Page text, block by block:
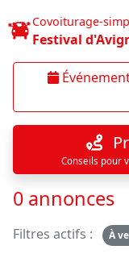
Covoiturage-
Festival
Conseils pour
0 annonces
Filtres actifs : À